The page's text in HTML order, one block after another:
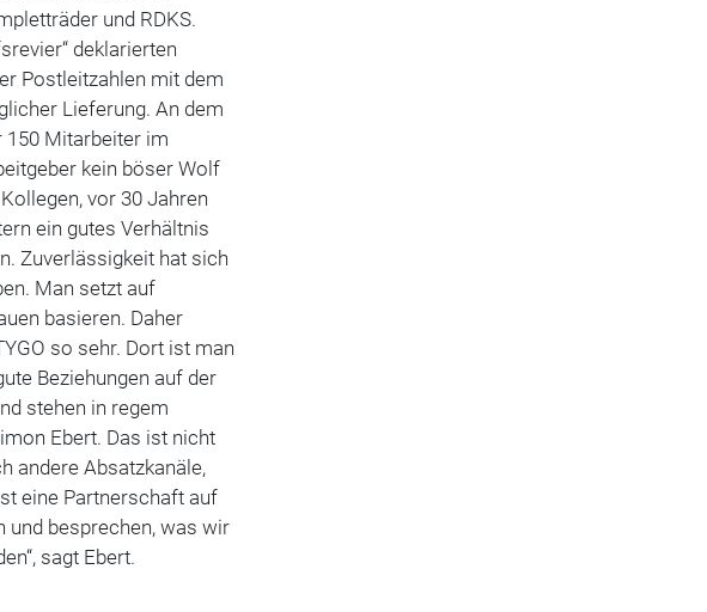
und RDKS.
deklarierten
Postleitzahlen mit dem
Lieferung. An dem
150 Mitarbeiter im
kein böser Wolf
vor 30 Jahren
ein gutes Verhältnis
Zuverlässigkeit hat sich
Man setzt auf
basieren. Daher
so sehr. Dort ist man
Beziehungen auf der
stehen in regem
Ebert. Das ist nicht
andere Absatzkanäle,
eine Partnerschaft auf
und besprechen, was wir
sagt Ebert.